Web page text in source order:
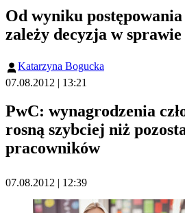
Od wyniku
zależy decyzja w sprawie
Katarzyna Bogucka
07.08.2012 | 13:21
PwC: wynagrodzenia
rosną szybciej niż
pracowników
07.08.2012 | 12:39